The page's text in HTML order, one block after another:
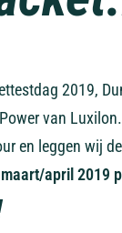
2019,
van
en leggen wij
maart/april 2019